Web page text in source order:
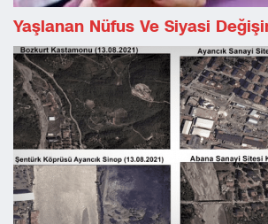
Yaşlanan Nüfus Ve Siyasi